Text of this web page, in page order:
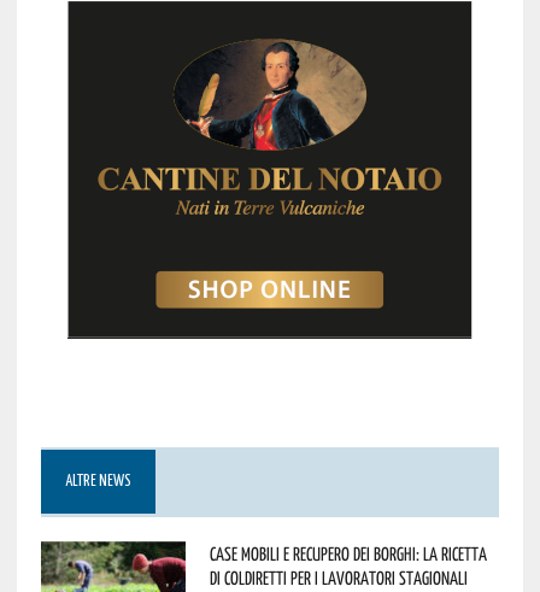
ALTRE NEWS
Case mobili e recupero dei borghi: la ricetta
di Coldiretti per i lavoratori stagionali